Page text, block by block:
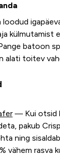
loodud
külmutamist
batoon
alati toitev
— Kui otsid
pakub
ning
vähem rasva